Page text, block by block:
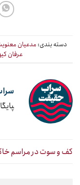
دسته بندی: مدعیان
عرفان
کف و سوت در مراسم